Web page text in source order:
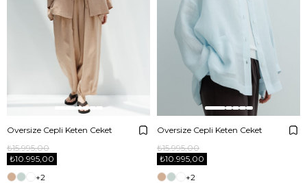
Oversize Cepli Keten Ceket
₺10.995,00
₺15.995,00
+2
Oversize Cepli Keten Ceket
₺10.995,00
₺15.995,00
+2